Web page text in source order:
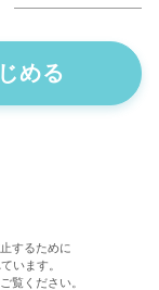
める
するために
います。
覧ください。